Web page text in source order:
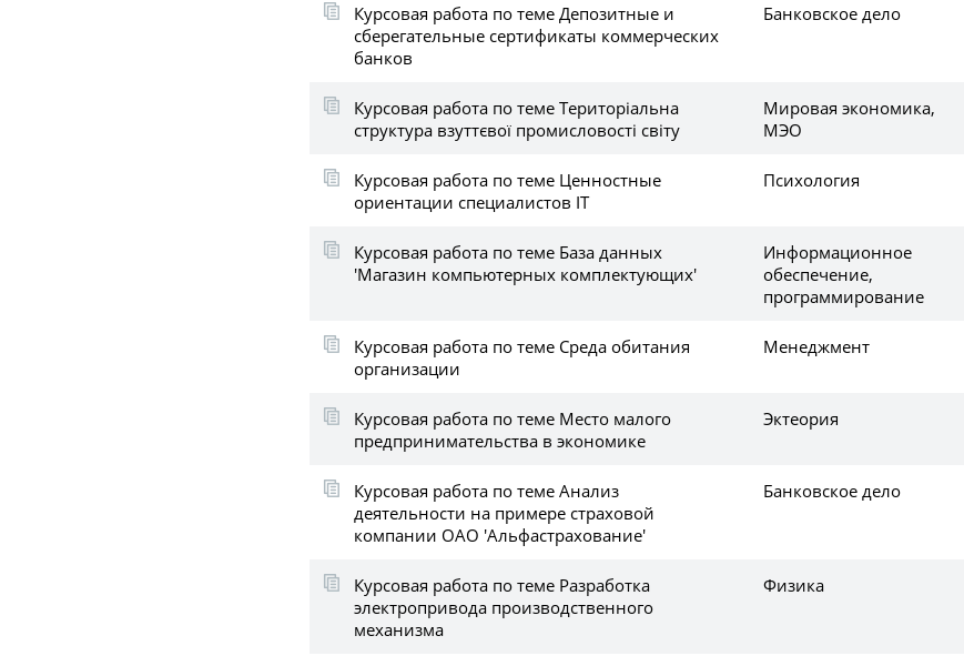
Курсовая работа по теме Депозитные и
сберегательные сертификаты коммерческих
банков
Банковское дело
Курсовая работа по теме Територіальна
структура взуттєвої промисловості світу
Мировая экономика,
МЭО
Курсовая работа по теме Ценностные
ориентации специалистов IT
Психология
Курсовая работа по теме База данных
'Магазин компьютерных комплектующих'
Информационное
обеспечение,
программирование
Курсовая работа по теме Среда обитания
организации
Менеджмент
Курсовая работа по теме Место малого
предпринимательства в экономике
Эктеория
Курсовая работа по теме Анализ
деятельности на примере страховой
компании ОАО 'Альфастрахование'
Банковское дело
Курсовая работа по теме Разработка
электропривода производственного
механизма
Физика